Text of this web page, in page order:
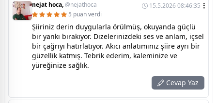
nejat hoca,@nejathoca
15.5.2026 08:46:35
5 puan verdi
Şiiriniz derin duygularla örülmüş, okuyanda güçlü
bir yankı bırakıyor. Dizelerinizdeki ses ve anlam, içsel
bir çağrıyı hatırlatıyor. Akıcı anlatımınız şiire ayrı bir
güzellik katmış. Tebrik ederim, kaleminize ve
yüreğinize sağlık.
Cevap Yaz